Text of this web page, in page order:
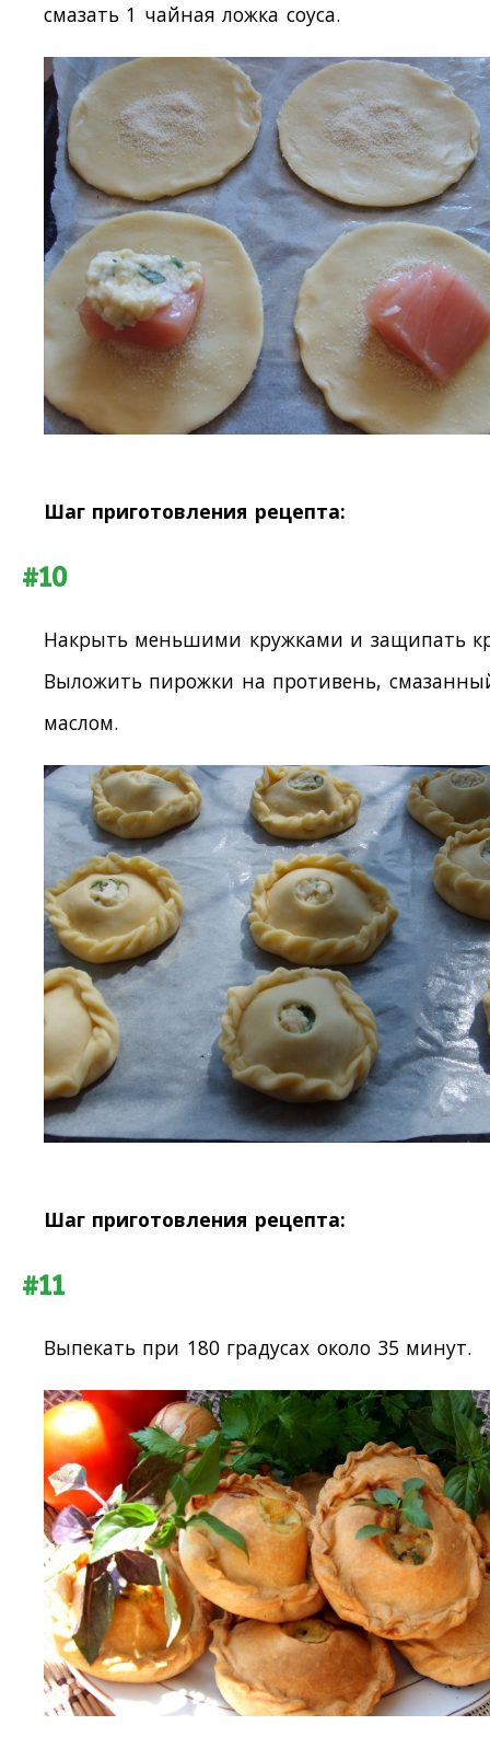
смазать 1 чайная ложка соуса.
Шаг приготовления рецепта:
#10
Накрыть меньшими кружками и защипать
Выложить пирожки на противень,
маслом.
Шаг приготовления рецепта:
#11
Выпекать при 180 градусах около 35 минут.